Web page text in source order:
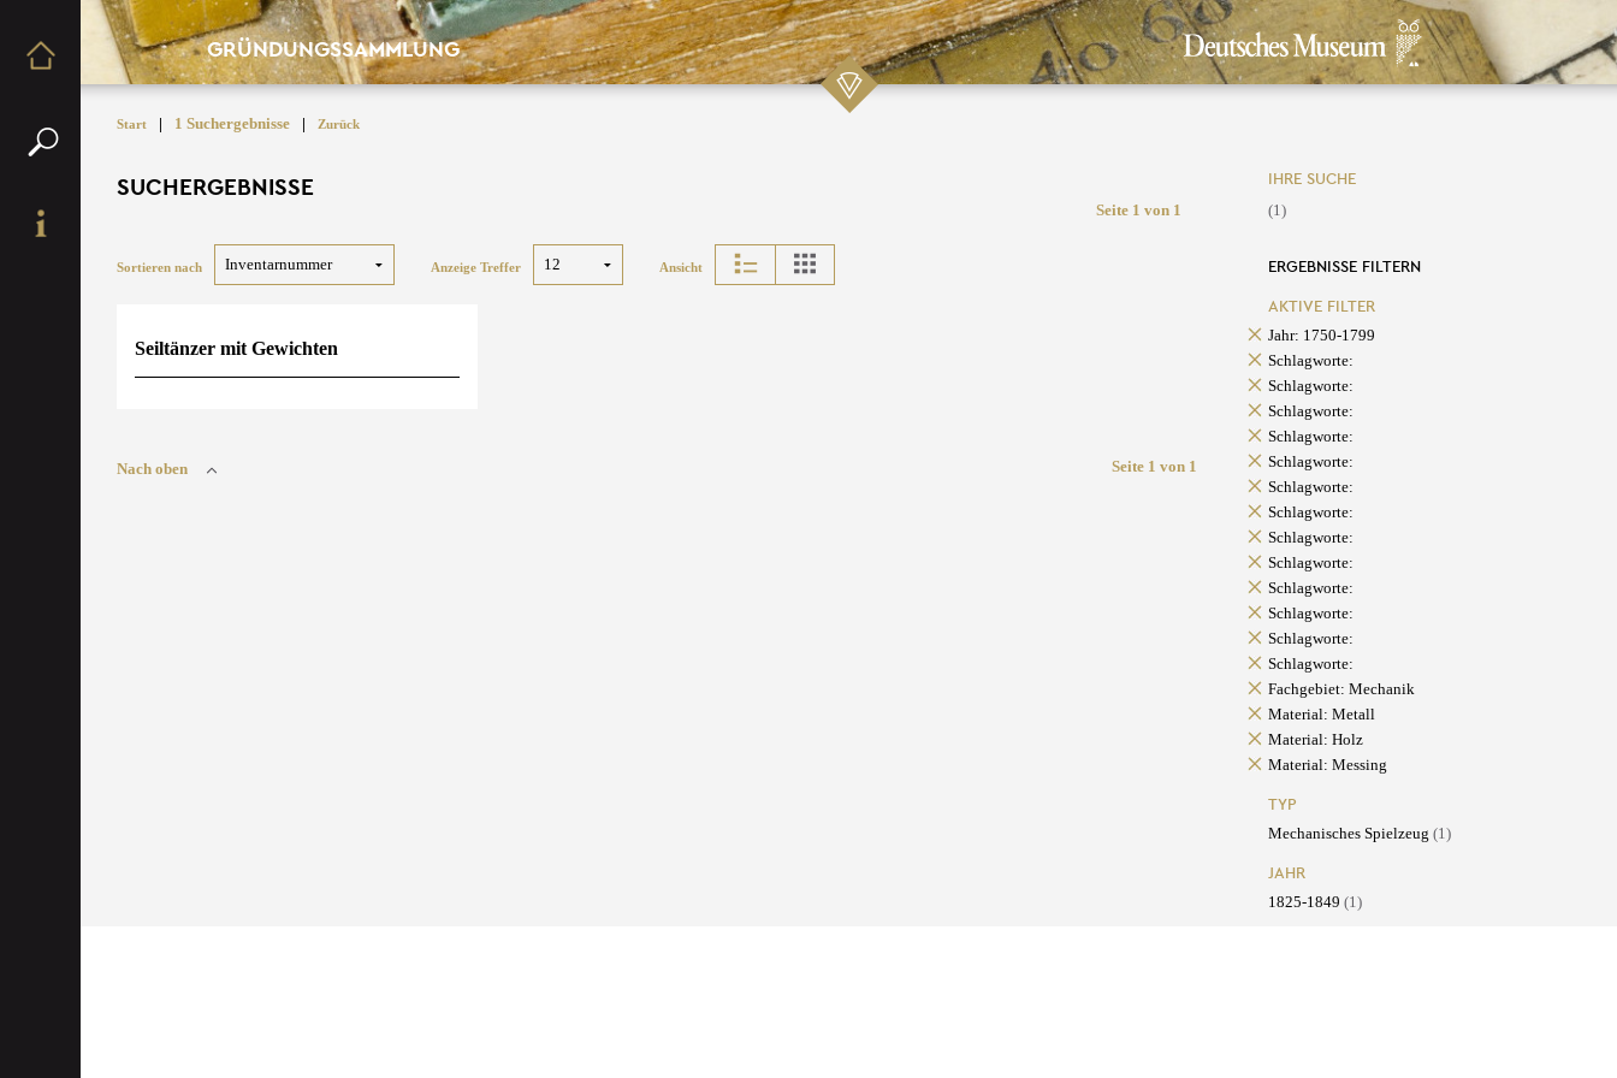
GRÜNDUNGSSAMMLUNG
Start | 1 Suchergebnisse | Zurück
SUCHERGEBNISSE
Seite 1 von 1
Sortieren nach Anzeige Treffer Ansicht
Seiltänzer mit Gewichten
Nach oben Seite 1 von 1
IHRE SUCHE
(1)
ERGEBNISSE FILTERN
AKTIVE FILTER
Jahr: 1750-1799
Schlagworte:
Schlagworte:
Schlagworte:
Schlagworte:
Schlagworte:
Schlagworte:
Schlagworte:
Schlagworte:
Schlagworte:
Schlagworte:
Schlagworte:
Schlagworte:
Schlagworte:
Fachgebiet: Mechanik
Material: Metall
Material: Holz
Material: Messing
TYP
Mechanisches Spielzeug (1)
JAHR
1825-1849 (1)